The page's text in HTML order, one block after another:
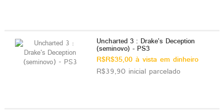
Uncharted 3 : Drake's Deception
(seminovo) - PS3
R$R$35,00 à vista em dinheiro
R$39,90 inicial parcelado